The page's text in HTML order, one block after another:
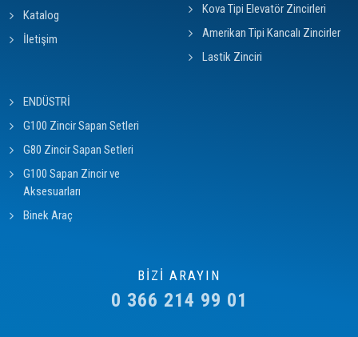
Katalog
İletişim
Kova Tipi Elevatör Zincirleri
Amerikan Tipi Kancalı Zincirler
Lastik Zinciri
ENDÜSTRİ
G100 Zincir Sapan Setleri
G80 Zincir Sapan Setleri
G100 Sapan Zincir ve
Aksesuarları
Binek Araç
BİZİ ARAYIN
0 366 214 99 01